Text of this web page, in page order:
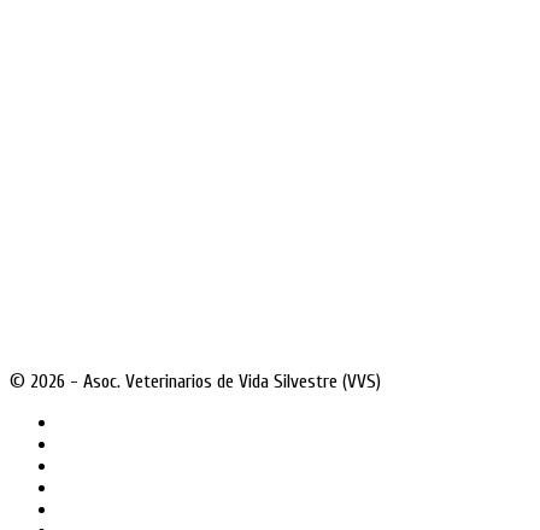
© 2026 - Asoc. Veterinarios de Vida Silvestre (VVS)